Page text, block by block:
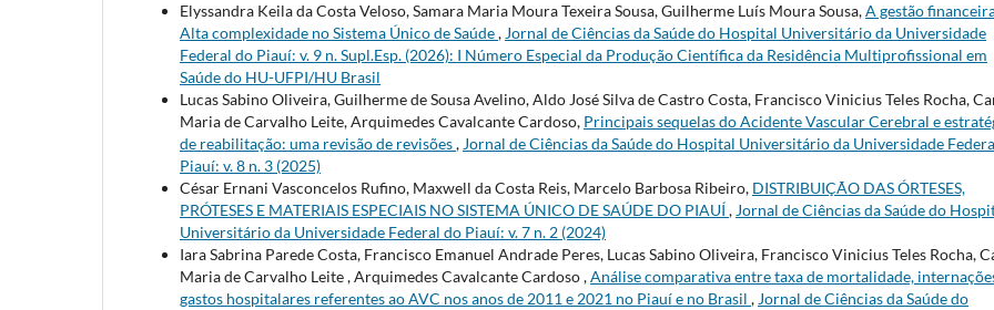
Elyssandra Keila da Costa Veloso, Samara Maria Moura Texeira Sousa, Guilherme Luís Moura Sousa,A gestão
Alta complexidade no Sistema Único de Saúde, Jornal de Ciências da Saúde do Hospital Universitário da Universidade
Federal do Piauí: v. 9 n. Supl.Esp. (2026): I Número Especial da Produção Científica da Residência Multiprofissional em
Saúde do HU-UFPI/HU Brasil
Lucas Sabino Oliveira, Guilherme de Sousa Avelino, Aldo José Silva de Castro Costa, Francisco Vinicius Teles Rocha,
Maria de Carvalho Leite, Arquimedes Cavalcante Cardoso, Principais sequelas do Acidente Vascular Cerebral e
de reabilitação: uma revisão de revisões, Jornal de Ciências da Saúde do Hospital Universitário da Universidade
Piauí: v. 8 n. 3 (2025)
César Ernani Vasconcelos Rufino, Maxwell da Costa Reis, Marcelo Barbosa Ribeiro, DISTRIBUIÇÃO DAS ÓRTESES,
PRÓTESES E MATERIAIS ESPECIAIS NO SISTEMA ÚNICO DE SAÚDE DO PIAUÍ, Jornal de Ciências da Saúde do
Universitário da Universidade Federal do Piauí: v. 7 n. 2 (2024)
Iara Sabrina Parede Costa, Francisco Emanuel Andrade Peres, Lucas Sabino Oliveira, Francisco Vinicius Teles Rocha,
Maria de Carvalho Leite , Arquimedes Cavalcante Cardoso ,Análise comparativa entre taxa de mortalidade,
gastos hospitalares referentes ao AVC nos anos de 2011 e 2021 no Piauí e no Brasil , Jornal de Ciências da Saúde do